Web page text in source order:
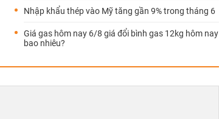
Nhập khẩu thép vào Mỹ tăng gần 9% trong tháng 6
Giá gas hôm nay 6/8 giá đổi bình gas 12kg hôm nay
bao nhiêu?